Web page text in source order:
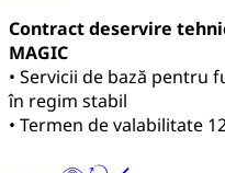
Contract deservire
MAGIC
• Servicii de bază pentru
în regim stabil
• Termen de valabilitate